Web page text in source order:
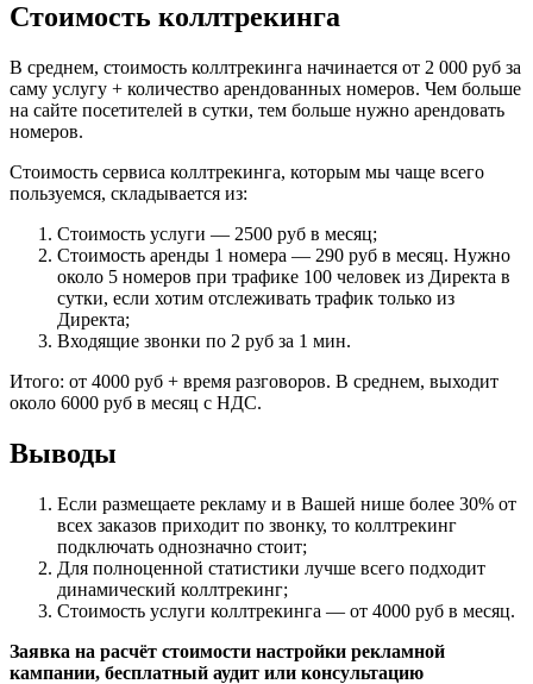
Стоимость коллтрекинга
В среднем, стоимость коллтрекинга начинается от 2 000 руб за
саму услугу + количество арендованных номеров. Чем больше
на сайте посетителей в сутки, тем больше нужно арендовать
номеров.
Стоимость сервиса коллтрекинга, которым мы чаще всего
пользуемся, складывается из:
Стоимость услуги — 2500 руб в месяц;
Стоимость аренды 1 номера — 290 руб в месяц. Нужно
около 5 номеров при трафике 100 человек из Директа в
сутки, если хотим отслеживать трафик только из
Директа;
Входящие звонки по 2 руб за 1 мин.
Итого: от 4000 руб + время разговоров. В среднем, выходит
около 6000 руб в месяц с НДС.
Выводы
Если размещаете рекламу и в Вашей нише более 30% от
всех заказов приходит по звонку, то коллтрекинг
подключать однозначно стоит;
Для полноценной статистики лучше всего подходит
динамический коллтрекинг;
Стоимость услуги коллтрекинга — от 4000 руб в месяц.
Posted inБлог
Заявка на расчёт стоимости настройки рекламной
кампании, бесплатный аудит или консультацию